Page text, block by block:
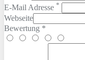
E-Mail Adresse *
Webseite
Bewertung *